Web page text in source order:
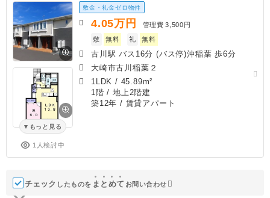
もっと見る
1人検討中
敷金・礼金ゼロ物件
4.05万円 管理費 3,500円
敷
無料 礼 無料
古川駅 バス16分 (バス停)沖稲葉 歩6分
大崎市古川稲葉２
1LDK / 45.89m²
1階 / 地上2階建
築12年 / 賃貸アパート
チェック したものを ま と めて お問い合わせ